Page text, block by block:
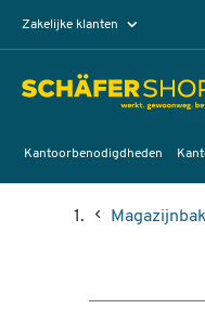
Zakelijke klanten
Kantoorbenodigdheden